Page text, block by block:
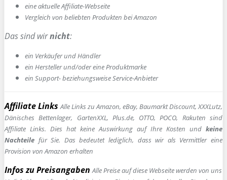
eine aktuelle Affiliate-Webseite
Vergleich von beliebten Produkten bei Amazon
Das sind wirnicht:
ein Verkäufer und Händler
ein Hersteller und/oder eine Produktmarke
ein Support- beziehungsweise Service-Anbieter
Affiliate Links Alle Links zu Amazon, eBay, Baumarkt Discount, XXXLutz,
Dänisches Bettenlager, GartenXXL, Plus.de, OTTO, POCO, Rakuten sind
Affiliate Links. Dies hat keine Auswirkung auf Ihre Kosten und keine
Nachteile für Sie. Das bedeutet lediglich, dass wir als Vermittler eine
Provision von Amazon erhalten
Infos zu Preisangaben Alle Preise auf diese Webseite werden von uns